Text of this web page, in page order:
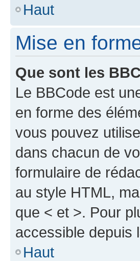
Haut
Mise en
Que sont les
Le BBCode est
en forme des
vous pouvez
dans chacun de
formulaire de
au style HTML,
que < et >. Pour
accessible depuis
Haut